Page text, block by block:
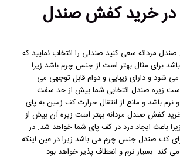
خریدکفش صندل
مردانه سعی کنید صندلی را انتخاب نمایید که
برای مثال بهتر است از جنس چرم باشد زیرا
می شود و دارای زیبایی و دوام قابل توجهی می
زیره صندل انتخابی شما بیش از حد سفت
نرم باشد و مانع از انتقال حرارت کف زمین به پای
کفش صندل مردانه بهتر است زیره آن بیش از
باعث ایجاد درد در کف پای شما خواهد شد. در
کف صندل جنس چرم می باشد زیرا در عین اینکه
کند بسیار نرم و انعطاف پذیر خواهد بود.